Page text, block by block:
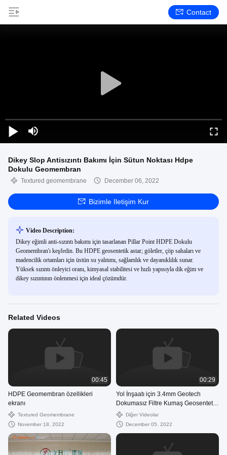
Contact
Dikey Slop Antisızıntı Bakımı İçin Sütun Noktası Hdpe
Dokulu Geomembran
Textured geomembrane December 06, 2022
Bizimle Iletişim Kur
Video Description:
Dikey eğimli anti-sızıntı bakımı için tasarlanan Pillar Point HDPE Dokulu
Geomembran'ı keşfedin. Bu HDPE geosentetik astar; göletler, çöp sahaları ve
madencilik ortamları için üstün su yalıtımı, sağlamlık ve dayanıklılık sunar.
Yüksek sızıntı önleyici oranı, kimyasal stabilitesi ve hızlı yapısıyla dik eğim ve
dikey sızıntının önlenmesi için ideal çözümdür.
Related Videos
00:45
HDPE Geomembran özellikleri
ekranı
Textured Geomembrane
November 18, 2022
00:29
Yol İnşaatı için 3.4mm Geotech
Dokumasız Filtre Kumaş Geosentetik
KumaşDiğer Videolar
December 05, 2022